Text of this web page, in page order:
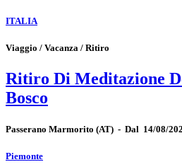
ITALIA
Viaggio / Vacanza / Ritiro
Ritiro Di Meditazione
Bosco
Passerano Marmorito (AT) - Dal 14/08/
Piemonte